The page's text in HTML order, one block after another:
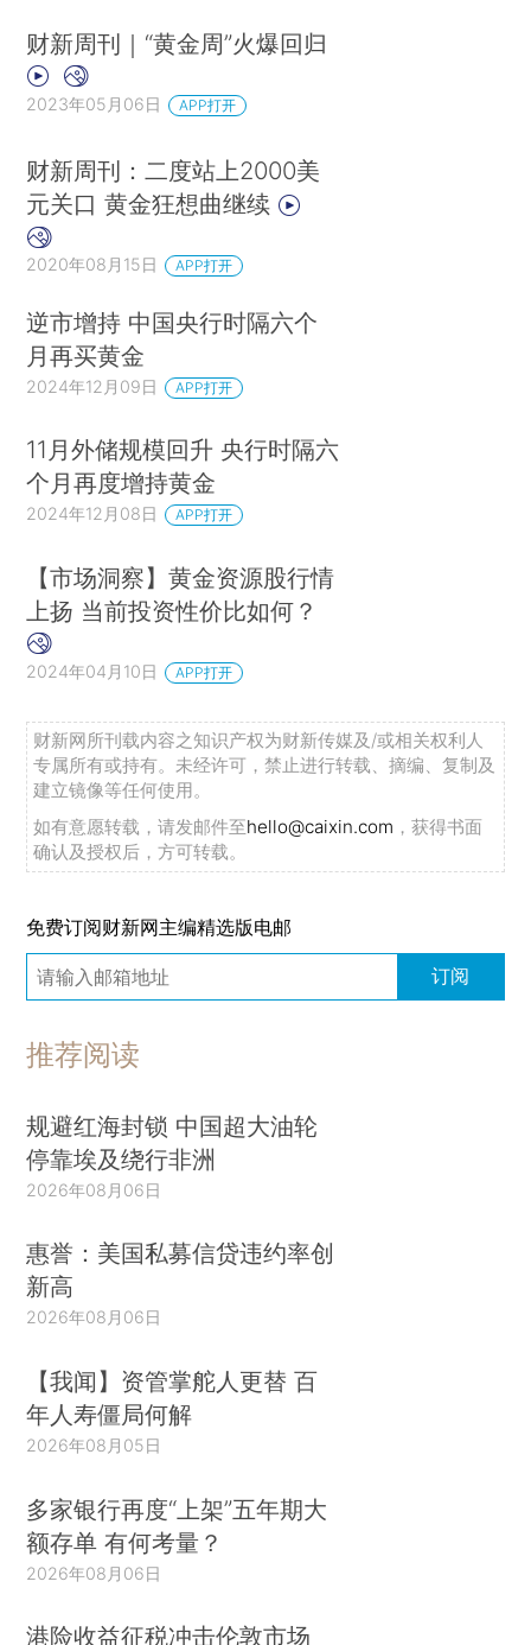
财新周刊｜“黄金周”火爆回归
2023年05月06日 APP打开
财新周刊：二度站上2000美
元关口 黄金狂想曲继续
2020年08月15日 APP打开
逆市增持 中国央行时隔六个
月再买黄金
2024年12月09日 APP打开
11月外储规模回升 央行时隔六
个月再度增持黄金
2024年12月08日 APP打开
【市场洞察】黄金资源股行情
上扬 当前投资性价比如何？
2024年04月10日 APP打开
财新网所刊载内容之知识产权为财新传媒及/或相关权利人
专属所有或持有。未经许可，禁止进行转载、摘编、复制及
建立镜像等任何使用。
如有意愿转载，请发邮件至hello@caixin.com ，获得书面
确认及授权后，方可转载。
免费订阅财新网主编精选版电邮
订阅
推荐阅读
规避红海封锁 中国超大油轮
停靠埃及绕行非洲
2026年08月06日
惠誉：美国私募信贷违约率创
新高
2026年08月06日
【我闻】资管掌舵人更替 百
年人寿僵局何解
2026年08月05日
多家银行再度“上架”五年期大
额存单 有何考量？
2026年08月06日
港险收益征税冲击伦敦市场